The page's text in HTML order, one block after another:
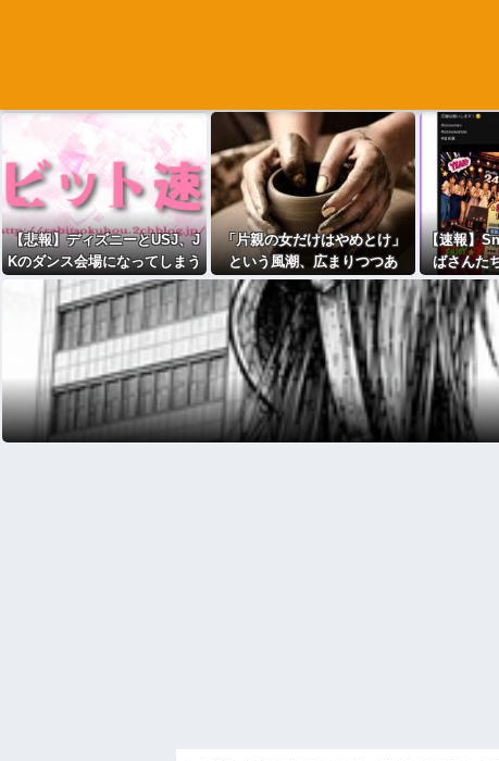
【悲報】ディズニーとUSJ、J
Kのダンス会場になってしまう
（※動画あり）
「片親の女だけはやめとけ」
という風潮、広まりつつあ
る・・・
【速報】
ばさんた
Woman
定！！